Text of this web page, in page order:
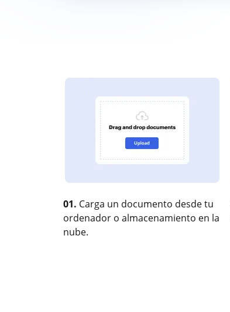
01. Carga un documento desde tu
ordenador o almacenamiento en la
nube.